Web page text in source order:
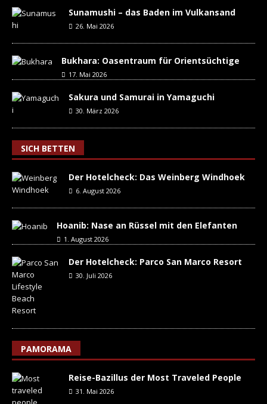
Sunamushi – das Baden im Vulkansand
26. Mai 2026
Bukhara: Oasentraum für Orientsüchtige
17. Mai 2026
Sakura und Samurai in Yamaguchi
30. März 2026
SICH BETTEN
Der Hotelcheck: Das Weinberg Windhoek
6. August 2026
Hoanib: Nase an Rüssel mit den Elefanten
1. August 2026
Der Hotelcheck: Parco San Marco Resort
30. Juli 2026
PAMORAMA
Reise-Bazillus der Most Traveled People
31. Mai 2026